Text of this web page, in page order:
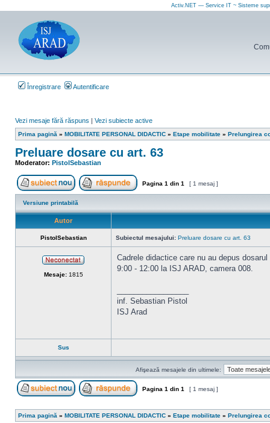
Activ.NET — Service IT ~ Sisteme
Înregistrare Autentificare
Vezi mesaje fără răspuns | Vezi subiecte active
Prima pagină » MOBILITATE PERSONAL DIDACTIC » Etape mobilitate » Prelungirea
Preluare dosare cu art. 63
Moderator: PistolSebastian
Scrie un subiect nou Răspunde la subiect
Pagina 1 din 1 [ 1 mesaj ]
Versiune printabilă
Autor
PistolSebastian Subiectul mesajului: Preluare dosare cu art. 63
Mesaje:1815
Cadrele didactice care nu au depus
9:00 - 12:00 la ISJ ARAD, camera 008.
inf. Sebastian Pistol
ISJ Arad
Sus
Afişează mesajele din ultimele:
Pagina 1 din 1 [ 1 mesaj ]
Prima pagină » MOBILITATE PERSONAL DIDACTIC » Etape mobilitate » Prelungirea